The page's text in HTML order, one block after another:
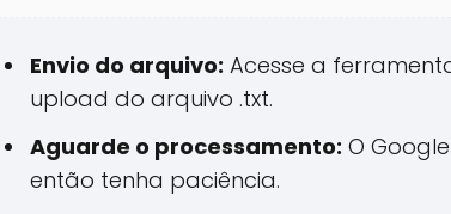
Envio do arquivo: Acesse a
upload do arquivo .txt.
Aguarde o processamento: O
então tenha paciência.